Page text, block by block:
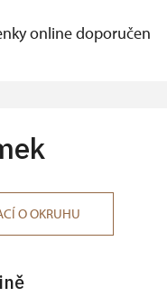
(pro školní skupiny
(pouze držitel)
vstupenky vydané
NPÚ (+ až 3
online doporučen
O OKRUHU